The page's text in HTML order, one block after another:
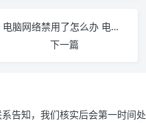
电脑网络禁用了怎么办 电脑上无线网络连接已禁用怎么办
下一篇
告知，我们核实后会第一时间处